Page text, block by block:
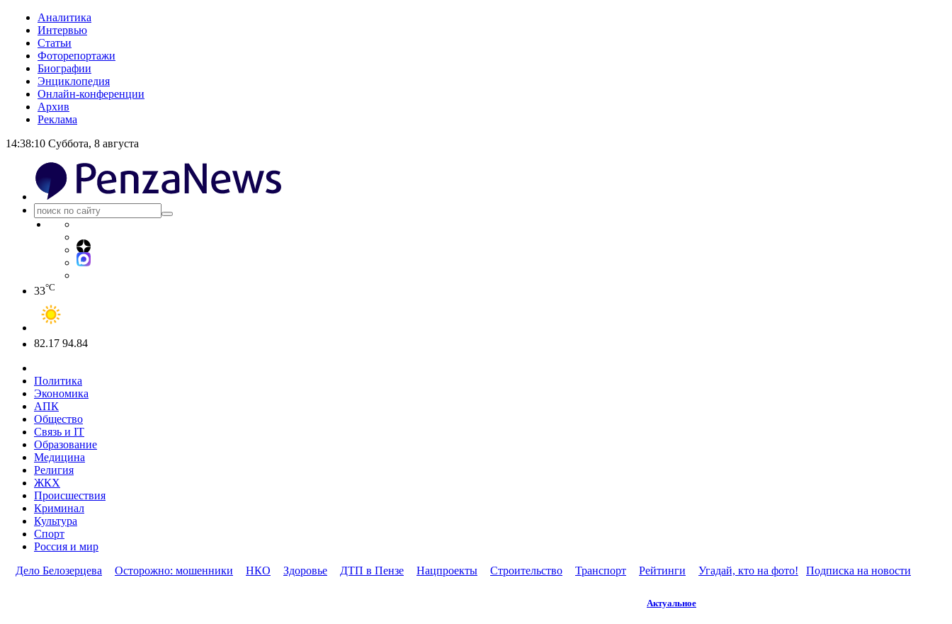
Аналитика
Интервью
Статьи
Фоторепортажи
Биографии
Энциклопедия
Онлайн-конференции
Архив
Реклама
14:38:10 Суббота, 8 августа
33°C
82.17 94.84
Политика
Экономика
АПК
Общество
Связь и IT
Образование
Медицина
Религия
ЖКХ
Происшествия
Криминал
Культура
Спорт
Россия и мир
Дело Белозерцева
Осторожно: мошенники НКО Здоровье ДТП в Пензе Нацпроекты Строительство Транспорт Рейтинги Угадай, кто на фото! Подписка на новости
Актуальное